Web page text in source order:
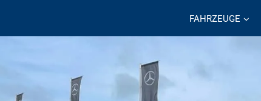
FAHRZEUGE